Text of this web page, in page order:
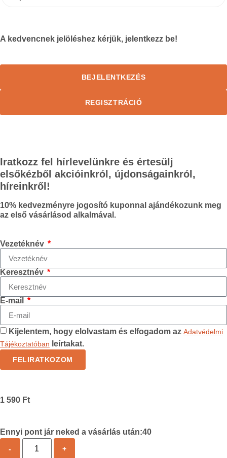
A kedvencnek jelöléshez kérjük, jelentkezz be!
BEJELENTKEZÉS
REGISZTRÁCIÓ
Iratkozz fel hírlevelünkre és értesülj
elsőkézből akcióinkról, újdonságainkról,
híreinkről!
10% kedvezményre jogosító kuponnal ajándékozunk meg
az első vásárlásod alkalmával.
Vezetéknév
Keresztnév
E-mail
Kijelentem, hogy elolvastam és elfogadom az Adatvédelmi
Tájékoztatóban leírtakat.
FELIRATKOZOM
1 590 Ft
Ennyi pont jár neked a vásárlás után:40
- +